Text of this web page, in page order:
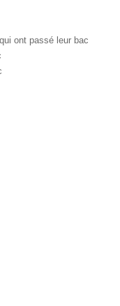
ont passé leur bac